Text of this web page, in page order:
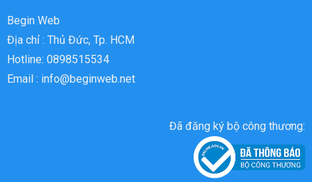
Begin Web
Địa chỉ : Thủ Đức, Tp. HCM
Hotline: 0898515534
Email : info@beginweb.net
Đã đăng ký bộ công thương: